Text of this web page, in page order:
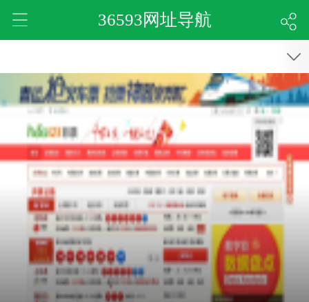
36593网址导航